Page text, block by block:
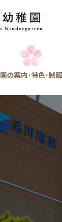
園の案内･特色･制服